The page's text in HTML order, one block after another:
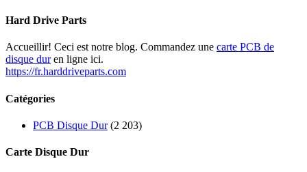
Hard Drive Parts
Accueillir! Ceci est notre blog. Commandez une carte PCB de
disque duren ligne ici.
https://fr.harddriveparts.com
Catégories
PCB Disque Dur(2 203)
Carte Disque Dur